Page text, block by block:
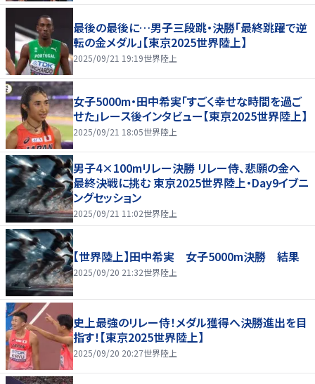
最後の最後に…男子三段跳・決勝「最終跳躍で逆
転の金メダル」【東京2025世界陸上】
2025/09/21 19:19世界陸上
女子5000m・田中希実「すごく幸せな時間を過ご
せた」レース後インタビュー【東京2025世界陸上】
2025/09/21 18:05世界陸上
男子4×100mリレー決勝 リレー侍、悲願の金へ
最終決戦に挑む 東京2025世界陸上・Day9イブニ
ングセッション
2025/09/21 11:02世界陸上
【世界陸上】田中希実 女子5000m決勝 結果
2025/09/20 21:32世界陸上
史上最強のリレー侍！メダル獲得へ決勝進出を目
指す！【東京2025世界陸上】
2025/09/20 20:27世界陸上